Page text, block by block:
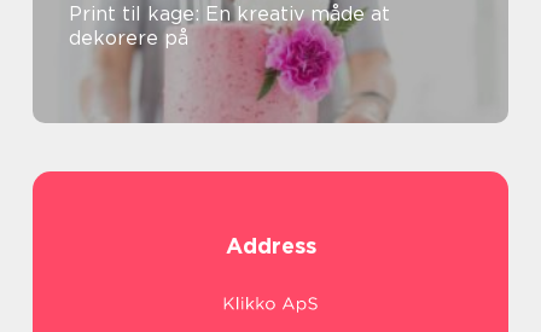
Print til kage: En kreativ måde at
dekorere på
Address